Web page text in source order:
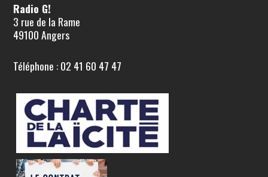
Radio G!
3 rue de la Rame
49100 Angers
Téléphone : 02 41 60 47 47